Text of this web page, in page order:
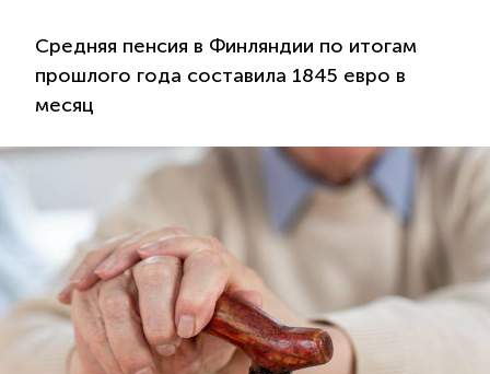
Средняя пенсия в Финляндии по итогам
прошлого года составила 1845 евро в
месяц